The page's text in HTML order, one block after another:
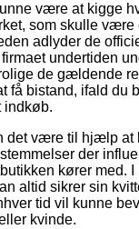
være at kigge
som skulle være
adlyder de
undertiden
de gældende
få bistand, ifald du
indkøb.
det være til hjælp
der
kører med.
altid sikrer sin
tid vil kunne
kvinde.